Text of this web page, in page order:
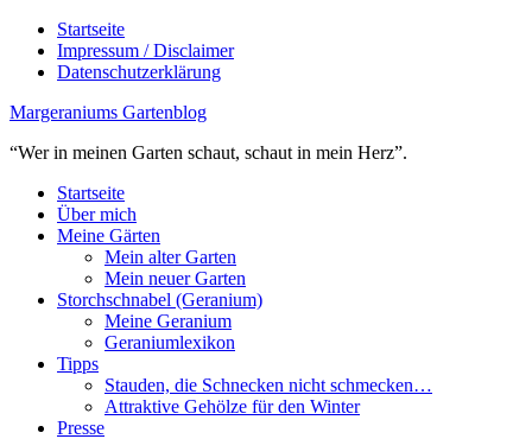
Startseite
Impressum / Disclaimer
Datenschutzerklärung
Margeraniums Gartenblog
“Wer in meinen Garten schaut, schaut in mein Herz”.
Startseite
Über mich
Meine Gärten
Mein alter Garten
Mein neuer Garten
Storchschnabel (Geranium)
Meine Geranium
Geraniumlexikon
Tipps
Stauden, die Schnecken nicht schmecken…
Attraktive Gehölze für den Winter
Presse